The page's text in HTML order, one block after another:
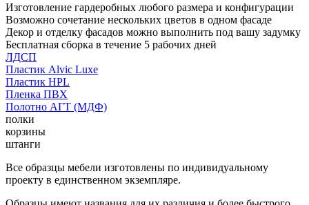
Изготовление гардеробных любого размера и конфигурации
Возможно сочетание нескольких цветов в одном фасаде
Декор и отделку фасадов можно выполнить под вашу задумку
Бесплатная сборка в течение 5 рабочих дней
ЛДСП
Пластик Alvic Luxe
Пластик HPL
Пленка ПВХ
Полотно АГТ (МДФ)
полки
корзины
штанги
Все образцы мебели изготовлены по индивидуальному
проекту в единственном экземпляре.